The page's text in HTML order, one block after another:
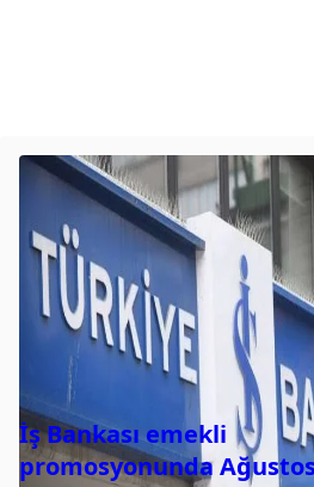
İş Bankası emekli
promosyonunda